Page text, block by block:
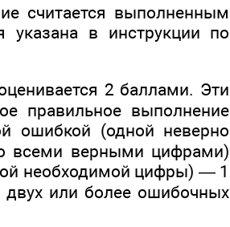
считается выполненным
указана в инструкции по
2 баллами. Эти
правильное выполнение
ошибкой (одной неверно
всеми верными цифрами)
необходимой цифры) — 1
двух или более ошибочных